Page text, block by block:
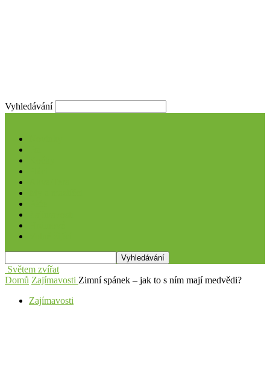
Vyhledávání
Světem zvířat
Domů Zajímavosti Zimní spánek – jak to s ním mají medvědi?
Zajímavosti